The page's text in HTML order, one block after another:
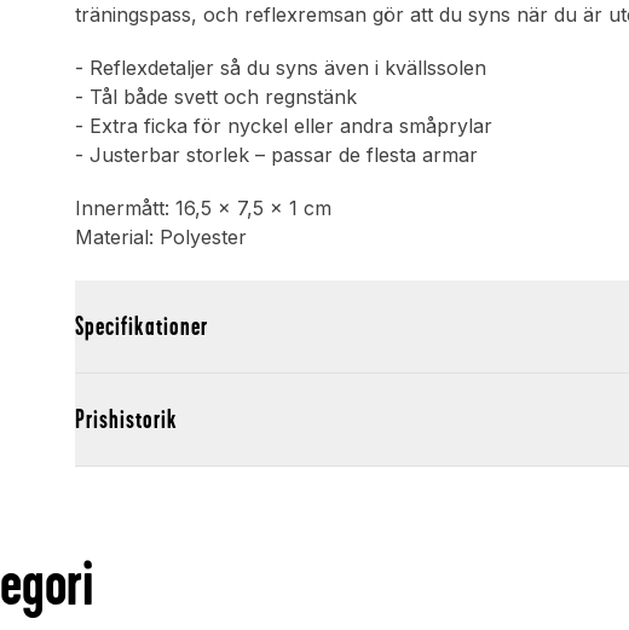
träningspass, och reflexremsan gör att du syns när du är
- Reflexdetaljer så du syns även i kvällssolen
- Tål både svett och regnstänk
- Extra ficka för nyckel eller andra småprylar
- Justerbar storlek – passar de flesta armar
Innermått: 16,5 x 7,5 x 1 cm
Material: Polyester
Specifikationer
Prishistorik